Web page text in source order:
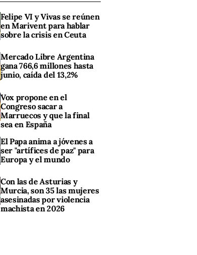
Felipe VI y Vivas se reúnen
en Marivent para hablar
sobre la crisis en Ceuta
Mercado Libre Argentina
gana 766,6 millones hasta
junio, caída del 13,2%
Vox propone en el
Congreso sacar a
Marruecos y que la final
sea en España
El Papa anima a jóvenes a
ser "artífices de paz" para
Europa y el mundo
Con las de Asturias y
Murcia, son 35 las mujeres
asesinadas por violencia
machista en 2026